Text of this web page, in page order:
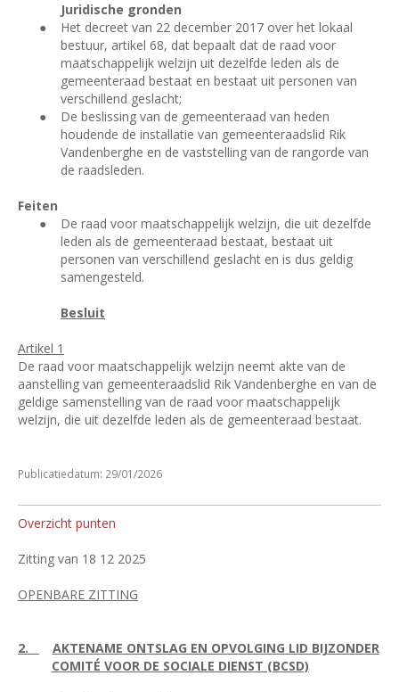
Juridische gronden
●
Het decreet van 22 december 2017 over het lokaal
bestuur, artikel 68, dat bepaalt dat de raad voor
maatschappelijk welzijn uit dezelfde leden als de
gemeenteraad bestaat en bestaat uit personen van
verschillend geslacht;
●
De beslissing van de gemeenteraad van heden
houdende de installatie van gemeenteraadslid Rik
Vandenberghe en de vaststelling van de rangorde van
de raadsleden.
Feiten
●
De raad voor maatschappelijk welzijn, die uit dezelfde
leden als de gemeenteraad bestaat, bestaat uit
personen van verschillend geslacht en is dus geldig
samengesteld.
Besluit
Artikel 1
De raad voor maatschappelijk welzijn neemt akte van de
aanstelling van gemeenteraadslid Rik Vandenberghe en van de
geldige samenstelling van de raad voor maatschappelijk
welzijn, die uit dezelfde leden als de gemeenteraad bestaat.
Publicatiedatum: 29/01/2026
Overzicht punten
Zitting van 18 12 2025
OPENBARE ZITTING
2.
AKTENAME ONTSLAG EN OPVOLGING LID BIJZONDER
COMITÉ VOOR DE SOCIALE DIENST (BCSD)